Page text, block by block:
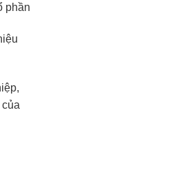
phần